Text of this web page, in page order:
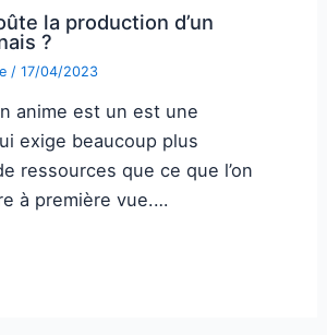
la production d’un
?
/ 17/04/2023
anime est un est une
exige beaucoup plus
ressources que ce que l’on
à première vue.…